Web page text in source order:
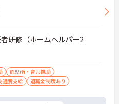
研修（ホームヘルパー2
託児所・育児補助
通費支給 退職金制度あり